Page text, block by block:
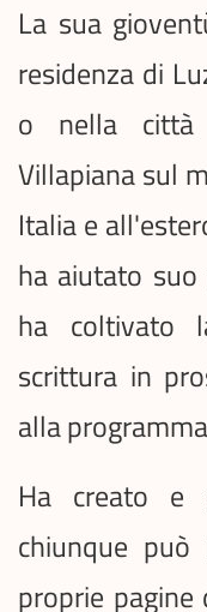
La sua
residenza di
o nella città
Villapiana sul
Italia e
ha aiutato
ha coltivato
scrittura in
alla
Ha creato e
chiunque può
proprie